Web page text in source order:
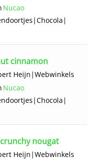
Nucao
|Chocola |
cinnamon
Heijn |Webwinkels
Nucao
|Chocola |
nougat
Heijn |Webwinkels